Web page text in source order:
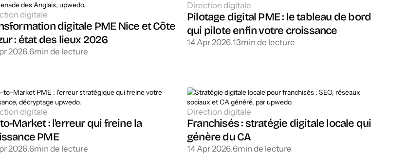
digitale
digitale PME Nice et Côte
: état des lieux 2026
2026.6min de lecture
Direction digitale
Pilotage digital PME : le tableau de bord
qui pilote enfin votre croissance
14 Apr 2026.13min de lecture
digitale
Market : l'erreur qui freine la
PME
2026.6min de lecture
Direction digitale
Franchisés : stratégie digitale locale qui
génère du CA
14 Apr 2026.6min de lecture